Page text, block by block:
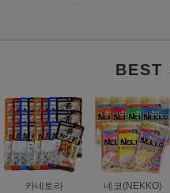
BEST
카네토라
네코(NEKKO)